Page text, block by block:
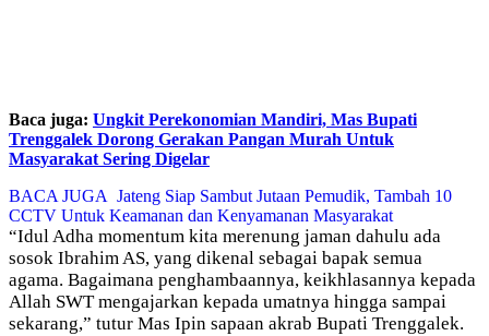
Baca juga: Ungkit Perekonomian Mandiri, Mas Bupati
Trenggalek Dorong Gerakan Pangan Murah Untuk
Masyarakat Sering Digelar
BACA JUGA Jateng Siap Sambut Jutaan Pemudik, Tambah 10
CCTV Untuk Keamanan dan Kenyamanan Masyarakat
“Idul Adha momentum kita merenung jaman dahulu ada
sosok Ibrahim AS, yang dikenal sebagai bapak semua
agama. Bagaimana penghambaannya, keikhlasannya kepada
Allah SWT mengajarkan kepada umatnya hingga sampai
sekarang,” tutur Mas Ipin sapaan akrab Bupati Trenggalek.